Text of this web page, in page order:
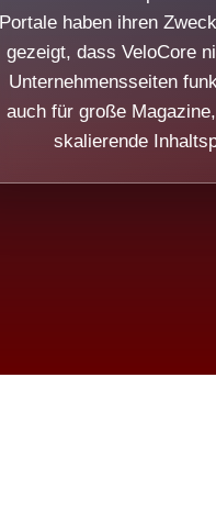
Portale haben ihren
gezeigt, dass VeloCore
Unternehmensseiten
auch für große
skalierende